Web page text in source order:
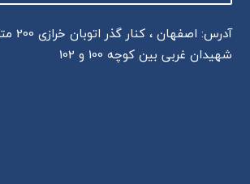
آدرس:
شهیدان غربی بین کوچه 100 و 102